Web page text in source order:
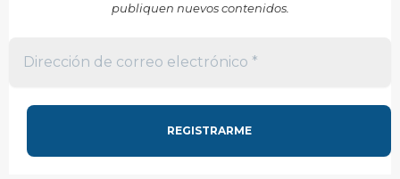
publiquen nuevos contenidos.